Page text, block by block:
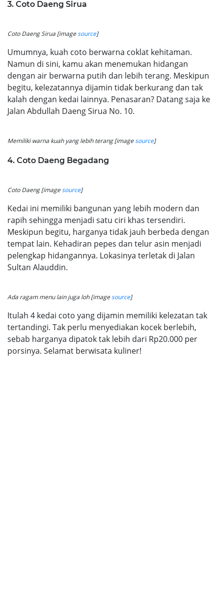
3. Coto Daeng Sirua
Coto Daeng Sirua [imagesource]
Umumnya, kuah coto berwarna coklat kehitaman.
Namun di sini, kamu akan menemukan hidangan
dengan air berwarna putih dan lebih terang. Meskipun
begitu, kelezatannya dijamin tidak berkurang dan tak
kalah dengan kedai lainnya. Penasaran? Datang saja ke
Jalan Abdullah Daeng Sirua No. 10.
Memiliki warna kuah yang lebih terang [imagesource]
4. Coto Daeng Begadang
Coto Daeng [imagesource]
Kedai ini memiliki bangunan yang lebih modern dan
rapih sehingga menjadi satu ciri khas tersendiri.
Meskipun begitu, harganya tidak jauh berbeda dengan
tempat lain. Kehadiran pepes dan telur asin menjadi
pelengkap hidangannya. Lokasinya terletak di Jalan
Sultan Alauddin.
Ada ragam menu lain juga loh [imagesource]
Itulah 4 kedai coto yang dijamin memiliki kelezatan tak
tertandingi. Tak perlu menyediakan kocek berlebih,
sebab harganya dipatok tak lebih dari Rp20.000 per
porsinya. Selamat berwisata kuliner!